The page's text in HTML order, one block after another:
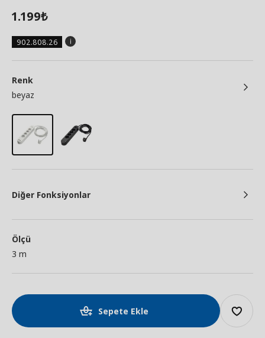
1.199₺
902.808.26
Renk
beyaz
Diğer Fonksiyonlar
Ölçü
3 m
Sepete Ekle